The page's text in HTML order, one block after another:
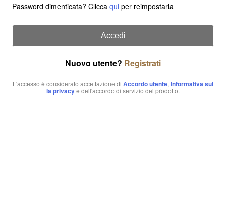
Password dimenticata? Clicca qui per reimpostarla
Accedi
Nuovo utente? Registrati
L'accesso è considerato accettazione di Accordo utente, Informativa sul
la privacye dell'accordo di servizio del prodotto.